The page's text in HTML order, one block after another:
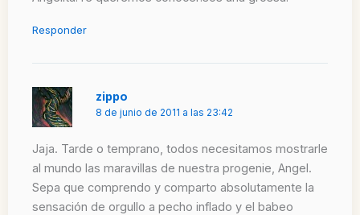
Responder
zippo
8 de junio de 2011 a las 23:42
Jaja. Tarde o temprano, todos necesitamos mostrarle
al mundo las maravillas de nuestra progenie, Angel.
Sepa que comprendo y comparto absolutamente la
sensación de orgullo a pecho inflado y el babeo